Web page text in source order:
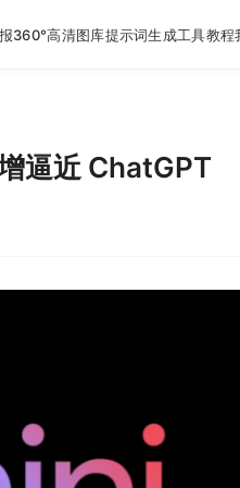
360°高清图库提示词生成工具教程
逼近 ChatGPT